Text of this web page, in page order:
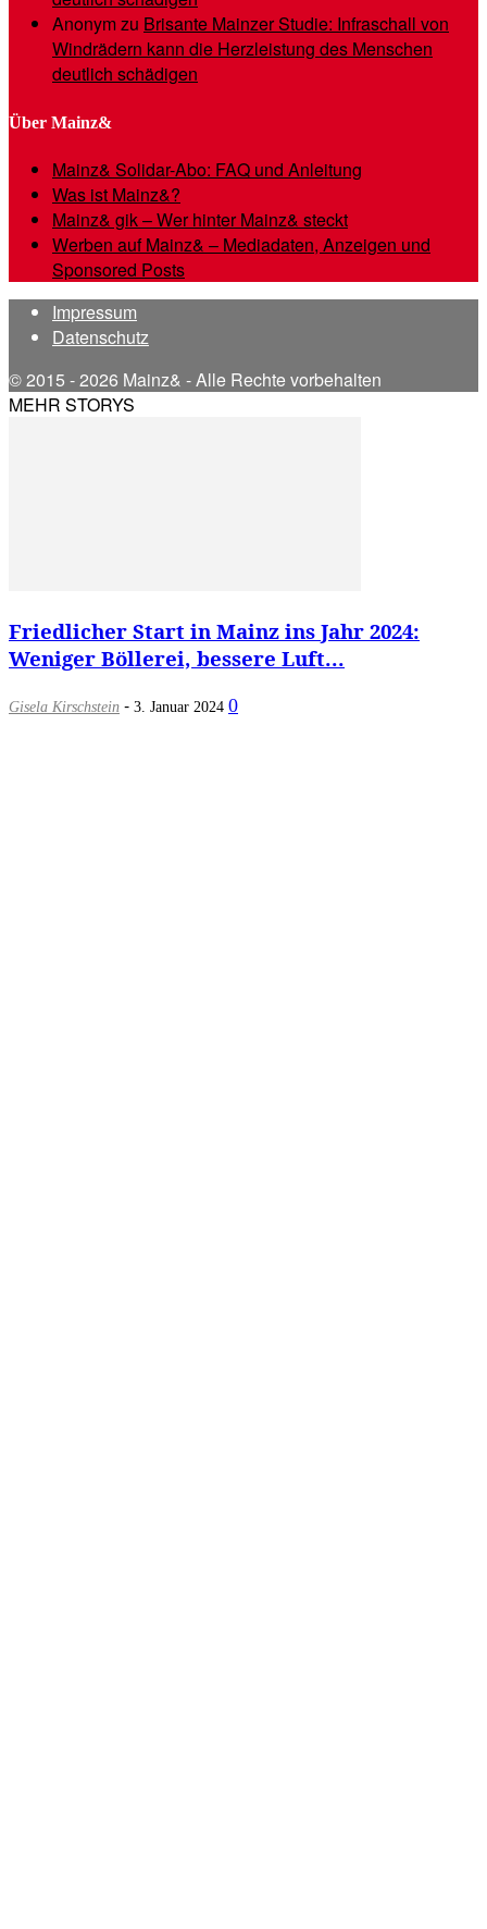
Anonymzu Brisante Mainzer Studie: Infraschall von
Windrädern kann die Herzleistung des Menschen
deutlich schädigen
Über Mainz&
Mainz& Solidar-Abo: FAQ und Anleitung
Was ist Mainz&?
Mainz& gik – Wer hinter Mainz& steckt
Werben auf Mainz& – Mediadaten, Anzeigen und
Sponsored Posts
Impressum
Datenschutz
© 2015 - 2026 Mainz& - Alle Rechte vorbehalten
MEHR STORYS
Friedlicher Start in Mainz ins Jahr 2024:
Weniger Böllerei, bessere Luft...
Gisela Kirschstein - 3. Januar 2024 0